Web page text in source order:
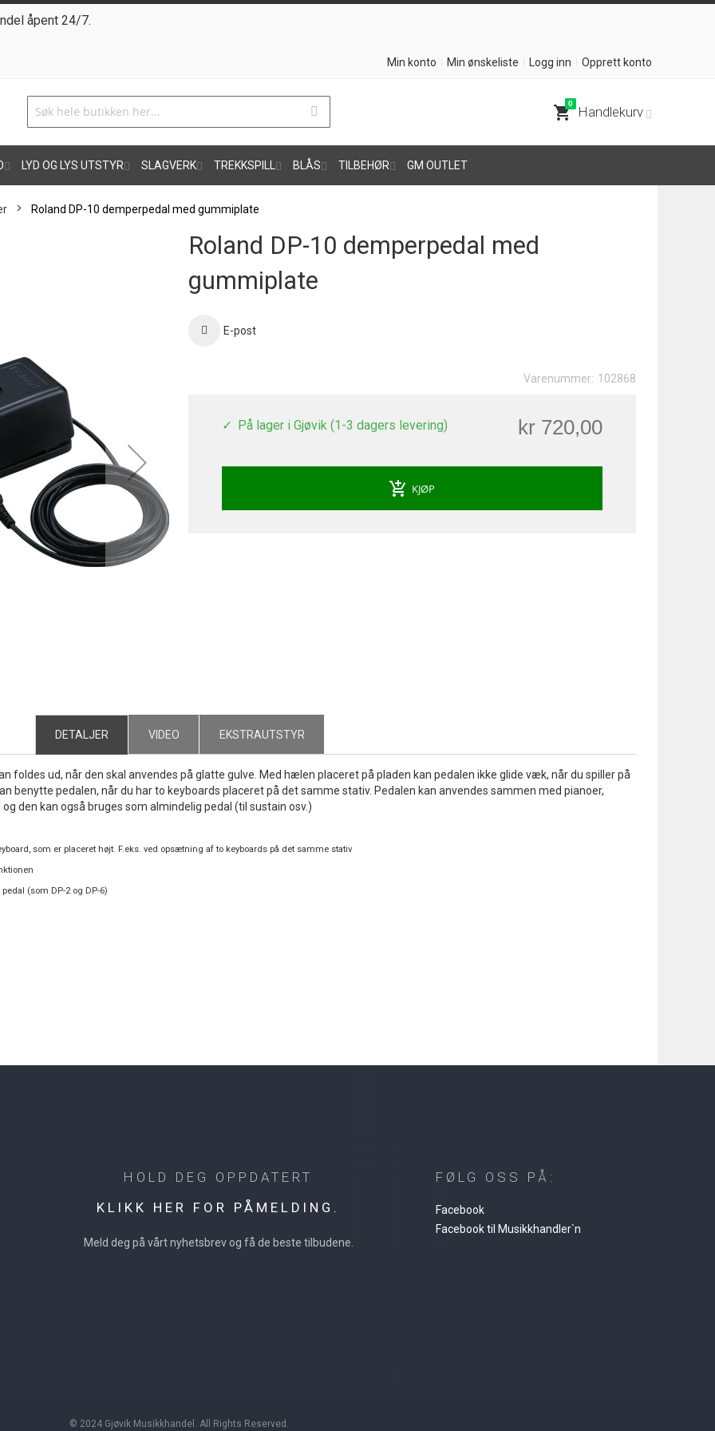
åpent 24/7.
Min konto Min ønskeliste Logg inn Opprett konto
shopping_cart
0
Handlekurv
LYD OG LYS UTSTYR SLAGVERK TREKKSPILL BLÅS TILBEHØR GM OUTLET
Roland DP-10 demperpedal med gummiplate
Roland DP-10 demperpedal med
gummiplate
E-post
Varenummer: 102868
kr 720,00
På lager i Gjøvik (1-3 dagers levering)
add_shopping_cart KJØP
DETALJER
foldes ud, når den skal anvendes på glatte gulve. Med hælen placeret på pladen kan pedalen ikke glide væk, når du spiller på
benytte pedalen, når du har to keyboards placeret på det samme stativ. Pedalen kan anvendes sammen med pianoer,
den kan også bruges som almindelig pedal (til sustain osv.)
som er placeret højt. F.eks. ved opsætning af to keyboards på det samme stativ
(som DP-2 og DP-6)
VIDEO EKSTRAUTSTYR
HOLD DEG OPPDATERT
KLIKK HER FOR PÅMELDING.
Meld deg på vårt nyhetsbrev og få de beste tilbudene.
FØLG OSS PÅ:
Facebook
Facebook til Musikkhandler`n
© 2024 Gjøvik Musikkhandel. All Rights Reserved.